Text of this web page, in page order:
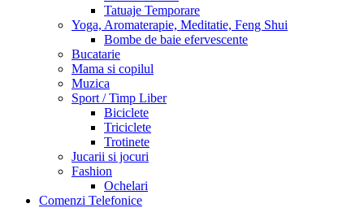
Tatuaje Temporare
Yoga, Aromaterapie, Meditatie, Feng Shui
Bombe de baie efervescente
Bucatarie
Mama si copilul
Muzica
Sport / Timp Liber
Biciclete
Triciclete
Trotinete
Jucarii si jocuri
Fashion
Ochelari
Comenzi Telefonice